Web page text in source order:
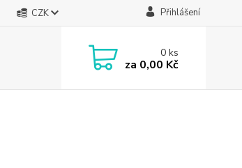
CZK Přihlášení
0ks
za 0,00 Kč